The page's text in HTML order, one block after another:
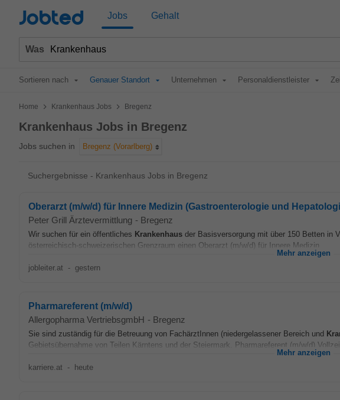
Jobted Jobs Gehalt
Was
Sortieren nach Genauer Standort Unternehmen Personaldienstleister
Home > Krankenhaus Jobs > Bregenz
Krankenhaus Jobs in Bregenz
Jobs suchen in Bregenz (Vorarlberg)
Suchergebnisse - Krankenhaus Jobs in Bregenz
Oberarzt (m/w/d) für Innere Medizin (Gastroenterologie und
Peter Grill Ärztevermittlung - Bregenz
Wir suchen für ein öffentliches Krankenhaus der Basisversorgung mit über 150 Betten in
österreichisch-schweizerischen Grenzraum einen Oberarzt (m/w/d) für Innere Medizin...
Mehr anzeigen
jobleiter.at - gestern
Pharmareferent (m/w/d)
Allergopharma VertriebsgmbH - Bregenz
Sie sind zuständig für die Betreuung von FachärztInnen (niedergelassener Bereich und
Gebietsübernahme von Teilen Kärntens und der Steiermark. Pharmareferent (m/w/d)
Mehr anzeigen
karriere.at - heute